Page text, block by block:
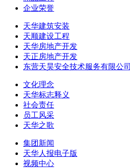
企业荣誉
天华建筑安装
天顺建设工程
天华房地产开发
天正房地产开发
东营天昊安全技术服务有限公司
文化理念
天华标志释义
社会责任
员工风采
天华之歌
集团新闻
天华人报电子版
视频中心